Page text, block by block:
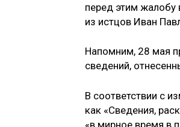
перед этим жалобу
из истцов Иван
Напомним, 28 мая
сведений,
В соответствии с
как «Сведения,
«в мирное время в